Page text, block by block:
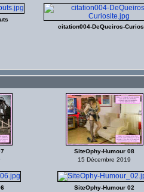
citation004-DeQueiros-
SiteOphy-Humour 08
15 Décembre 2019
SiteOphy-Humour 02